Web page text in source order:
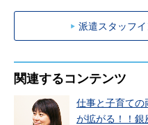
派遣スタッフ
関連するコンテンツ
仕事と子育ての
が拡がる！！銀